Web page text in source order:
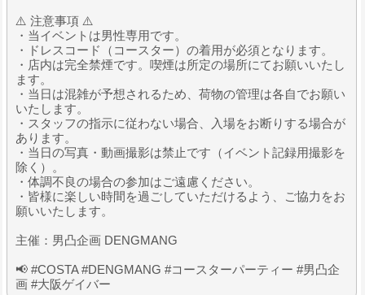
⚠️ 注意事項 ⚠️
・当イベントは男性専用です。
・ドレスコード（コースター）の着用が必須となります。
・店内は完全禁煙です。喫煙は所定の場所にてお願いいたし
ます。
・当日は混雑が予想されるため、荷物の管理は各自でお願い
いたします。
・スタッフの指示に従わない場合、入場をお断りする場合が
あります。
・当日の写真・動画撮影は禁止です（イベント記録用撮影を
除く）。
・体調不良の場合の参加はご遠慮ください。
・皆様に楽しい時間を過ごしていただけるよう、ご協力をお
願いいたします。
主催：男凸企画 DENGMANG
📢 #COSTA #DENGMANG #コースターパーティー #男凸企
画 #大阪ゲイバー